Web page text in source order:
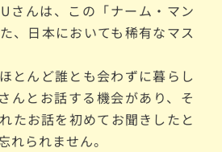
さんは、この「ナーム・マン
、日本においても稀有なマス
とんど誰とも会わずに暮らし
んとお話する機会があり、そ
たお話を初めてお聞きしたと
れられません。